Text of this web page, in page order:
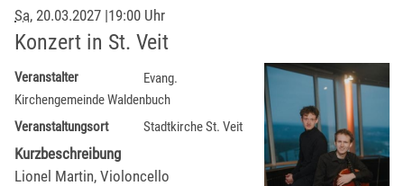
Sa, 20.03.2027 |19:00 Uhr
Konzert in St. Veit
Veranstalter
Evang.
Kirchengemeinde Waldenbuch
Veranstaltungsort
Stadtkirche St. Veit
Kurzbeschreibung
Lionel Martin, Violoncello